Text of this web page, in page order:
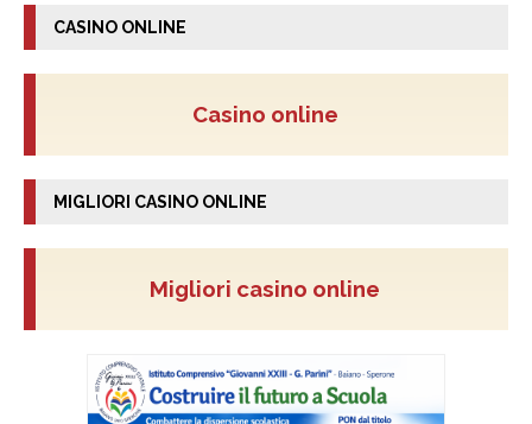
CASINO ONLINE
Casino online
MIGLIORI CASINO ONLINE
Migliori casino online